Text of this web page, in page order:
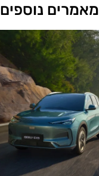
מאמרים נוספים